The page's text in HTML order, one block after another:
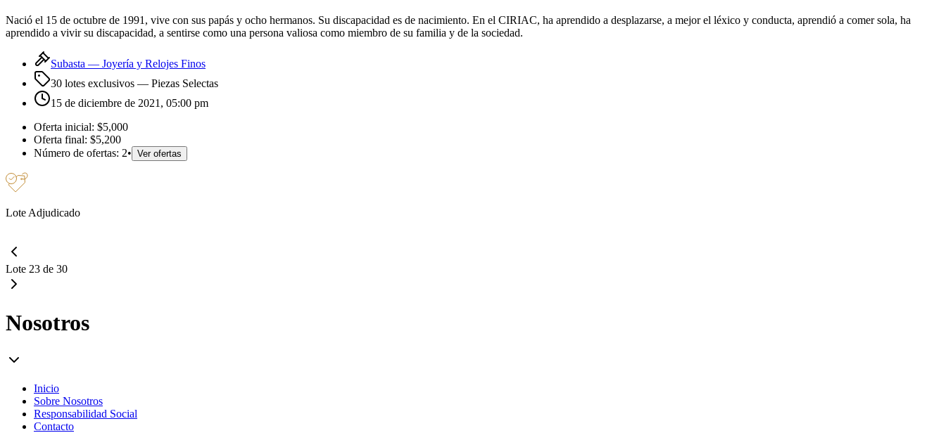
Nació el 15 de octubre de 1991, vive con sus papás y ocho hermanos. Su discapacidad es de nacimiento. En el CIRIAC, ha aprendido a desplazarse, a mejor el léxico y conducta, aprendió a comer sola, ha
aprendido a vivir su discapacidad, a sentirse como una persona valiosa como miembro de su familia y de la sociedad.
Subasta — Joyería y Relojes Finos
30 lotes exclusivos — Piezas Selectas
15 de diciembre de 2021, 05:00 pm
Oferta inicial: $5,000
Oferta final: $5,200
Número de ofertas: 2• Ver ofertas
Lote Adjudicado
Lote 23 de 30
Nosotros
Inicio
Sobre Nosotros
Responsabilidad Social
Contacto